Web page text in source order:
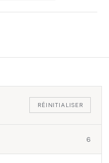
RÉINITIALISER
6